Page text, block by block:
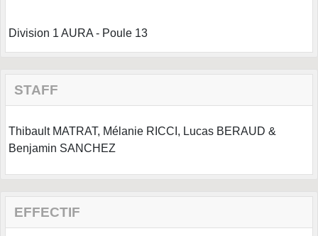
Division 1 AURA - Poule 13
STAFF
Thibault MATRAT, Mélanie RICCI, Lucas BERAUD &
Benjamin SANCHEZ
EFFECTIF